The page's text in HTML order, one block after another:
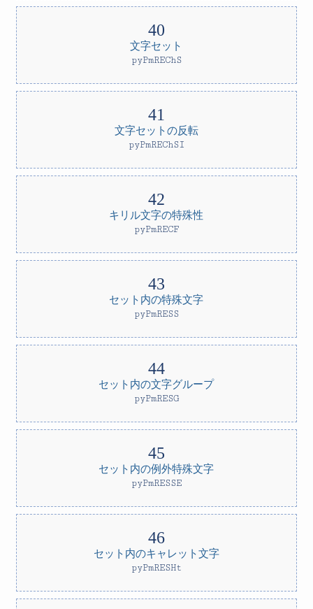
文字セット
pyPmREChS
文字セットの反転
pyPmREChSI
キリル文字の特殊性
pyPmRECF
セット内の特殊文字
pyPmRESS
セット内の文字グループ
pyPmRESG
セット内の例外特殊文字
pyPmRESSE
セット内のキャレット文字
pyPmRESHt